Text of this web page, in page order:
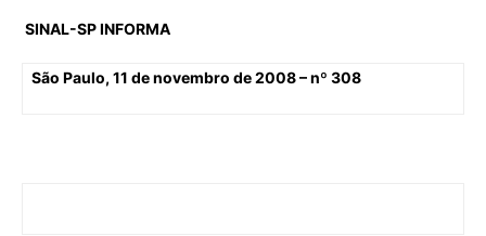
SINAL-SPINFORMA
São Paulo, 11 de novembro de 2008 – nº 308